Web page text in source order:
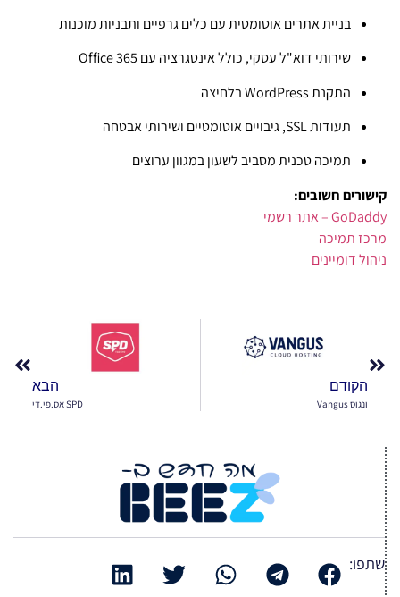
בניית אתרים אוטומטית עם כלים גרפיים ותבניות מוכנות
שירותי דוא"ל עסקי, כולל אינטגרציה עם Office 365
התקנת WordPress בלחיצה
תעודות SSL, גיבויים אוטומטיים ושירותי אבטחה
תמיכה טכנית מסביב לשעון במגוון ערוצים
קישורים חשובים:
GoDaddy – אתר רשמי
מרכז תמיכה
ניהול דומיינים
הקודם
ונגוס Vangus
הבא
SPD אס.פי.די
שתפו: